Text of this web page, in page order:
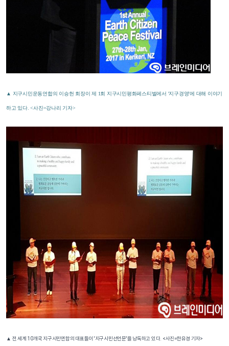
▲ 지구시민운동연합의 이승헌 회장이 제 1회 지구시민평화페스티벌에서 '지구경영'에 대해 이야기
하고 있다. <사진=강나리 기자>
▲ 전 세계 10개국 지구시민연합의 대표들이 '지구시민선언문'을 낭독하고 있다. <사진=한유경 기자>